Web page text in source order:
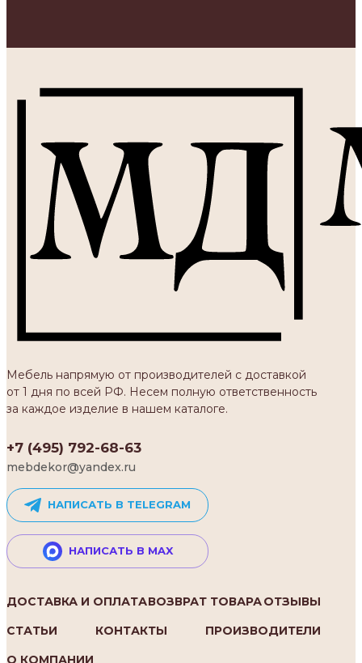
Мебель напрямую от производителей с доставкой
от 1 дня по всей РФ. Несем полную ответственность
за каждое изделие в нашем каталоге.
+7 (495) 792-68-63
mebdekor@yandex.ru
НАПИСАТЬ В TELEGRAM
НАПИСАТЬ В MAX
ДОСТАВКА И ОПЛАТАВОЗВРАТ ТОВАРАОТЗЫВЫ
СТАТЬИ
КОНТАКТЫ
ПРОИЗВОДИТЕЛИ
О КОМПАНИИ